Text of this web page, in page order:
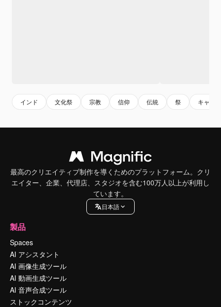
インド 文化祭 宗教 信仰 伝統 祭 キャン
最高のクリエイティブ制作を導くためのプラットフォーム。クリ
エイター、企業、代理店、スタジオを含む100万人以上が利用し
ています。
日本語
製品
Spaces
AI アシスタント
AI 画像生成ツール
AI 動画生成ツール
AI 音声合成ツール
ストックコンテンツ